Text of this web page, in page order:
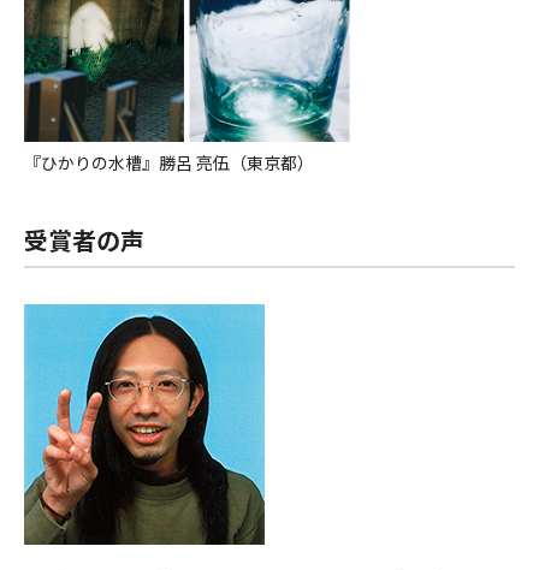
『ひかりの水槽』勝呂 亮伍（東京都）
受賞者の声